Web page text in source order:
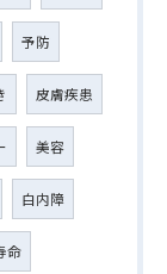
予防
皮膚疾患
美容
白内障
命